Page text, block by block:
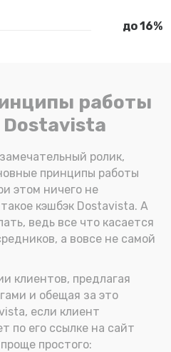
до 16%
работы
Dostavista
ролик,
принципы работы
этом ничего не
кэшбэк Dostavista. А
ведь все что касается
а вовсе не самой
клиентов, предлагая
и обещая за это
если клиент
по его ссылке на сайт
простого: